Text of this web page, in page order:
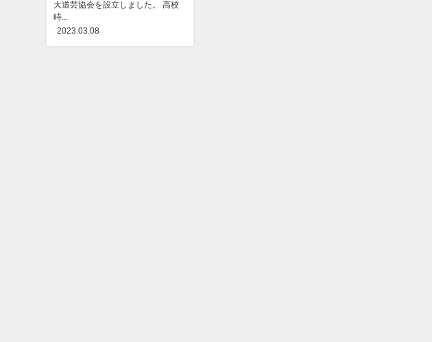
大道芸協会を設立しました。 高校
時...
2023.03.08